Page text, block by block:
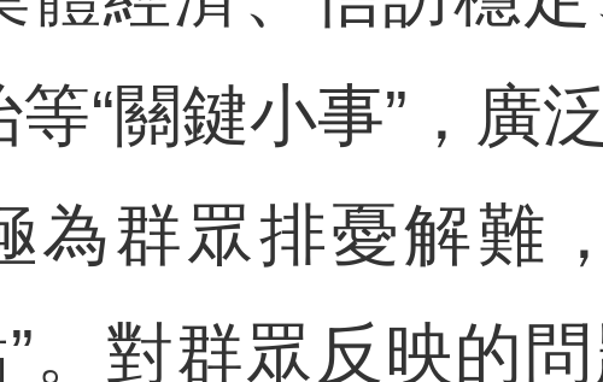
“關鍵小事”，廣
為群眾排憂解難
”。對群眾反映的